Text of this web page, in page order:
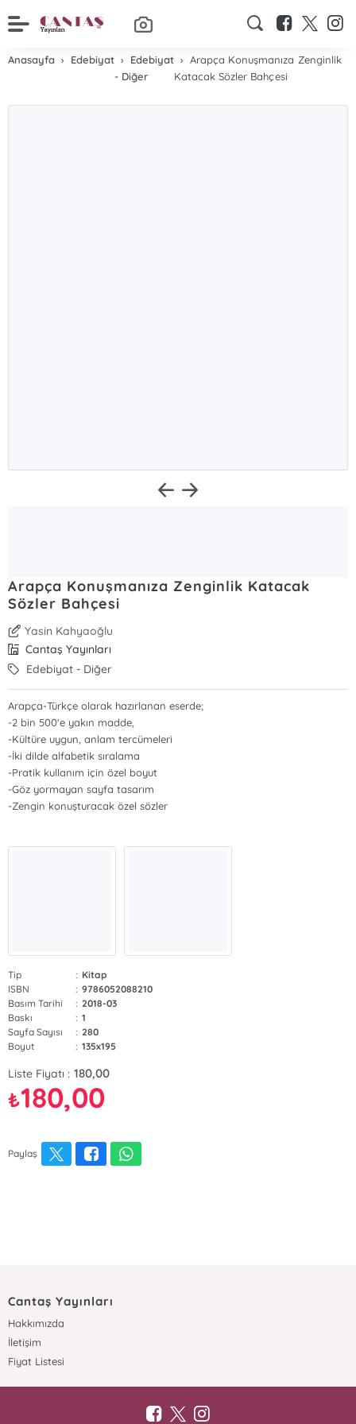
Anasayfa Edebiyat
Edebiyat
- Diğer
Arapça Konuşmanıza Zenginlik
Katacak Sözler Bahçesi
Arapça Konuşmanıza Zenginlik Katacak
Sözler Bahçesi
Yasin Kahyaoğlu
Cantaş Yayınları
Edebiyat - Diğer
Arapça-Türkçe olarak hazırlanan eserde;
-2 bin 500'e yakın madde,
-Kültüre uygun, anlam tercümeleri
-İki dilde alfabetik sıralama
-Pratik kullanım için özel boyut
-Göz yormayan sayfa tasarım
-Zengin konuşturacak özel sözler
Tip : Kitap
ISBN
: 9786052088210
Basım Tarihi
: 2018-03
Baskı
: 1
Sayfa Sayısı
: 280
Boyut
: 135x195
Liste Fiyatı : 180,00
₺180,00
Paylaş
Cantaş Yayınları
Hakkımızda
İletişim
Fiyat Listesi